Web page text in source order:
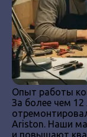
Опыт работы
За более чем
Ariston. Наши
и повышают